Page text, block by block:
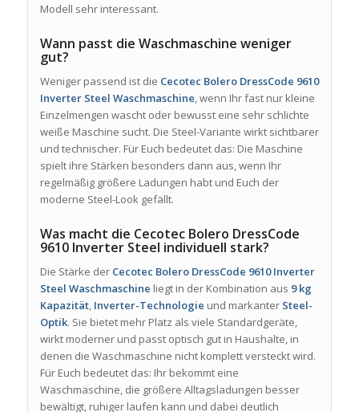
Modell sehr interessant.
Wann passt die Waschmaschine weniger
gut?
Weniger passend ist die Cecotec Bolero DressCode 9610
Inverter Steel Waschmaschine, wenn Ihr fast nur kleine
Einzelmengen wascht oder bewusst eine sehr schlichte
weiße Maschine sucht. Die Steel-Variante wirkt sichtbarer
und technischer. Für Euch bedeutet das: Die Maschine
spielt ihre Stärken besonders dann aus, wenn Ihr
regelmäßig größere Ladungen habt und Euch der
moderne Steel-Look gefällt.
Was macht die Cecotec Bolero DressCode
9610 Inverter Steel individuell stark?
Die Stärke der Cecotec Bolero DressCode 9610 Inverter
Steel Waschmaschine liegt in der Kombination aus 9 kg
Kapazität, Inverter-Technologie und markanter Steel-
Optik. Sie bietet mehr Platz als viele Standardgeräte,
wirkt moderner und passt optisch gut in Haushalte, in
denen die Waschmaschine nicht komplett versteckt wird.
Für Euch bedeutet das: Ihr bekommt eine
Waschmaschine, die größere Alltagsladungen besser
bewältigt, ruhiger laufen kann und dabei deutlich